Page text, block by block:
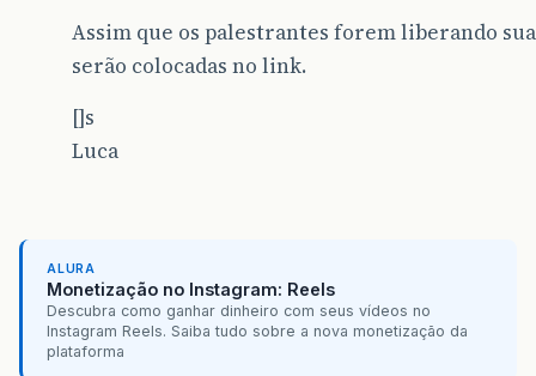
Assim que os palestrantes forem liberando
serão colocadas no link.
[]s
Luca
ALURA
Monetização no Instagram: Reels
Descubra como ganhar dinheiro com seus vídeos no
Instagram Reels. Saiba tudo sobre a nova monetização da
plataforma